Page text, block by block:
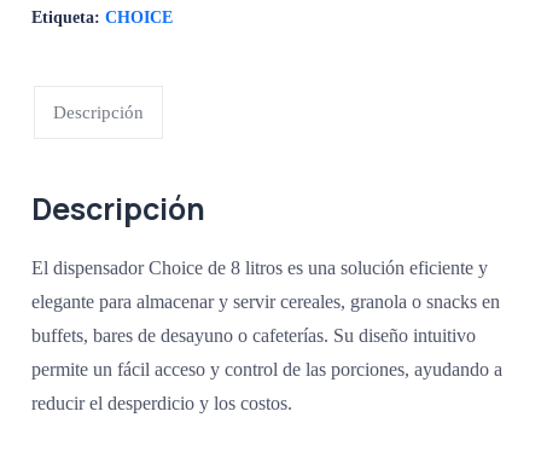
Etiqueta:CHOICE
Descripción
Descripción
El dispensador Choice de 8 litros es una solución eficiente y
elegante para almacenar y servir cereales, granola o snacks en
buffets, bares de desayuno o cafeterías. Su diseño intuitivo
permite un fácil acceso y control de las porciones, ayudando a
reducir el desperdicio y los costos.